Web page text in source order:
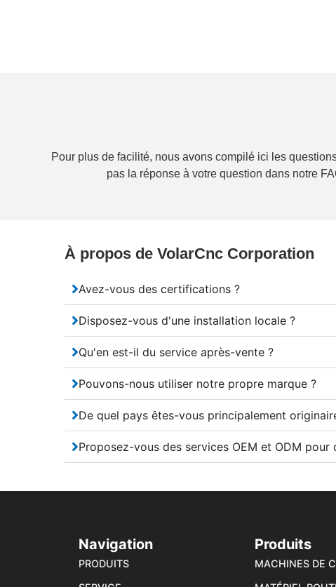
Pour plus de facilité, nous avons compilé ici les
pas la réponse à votre question dans notre
À propos de VolarCnc Corporation
Avez-vous des certifications ?
Disposez-vous d'une installation locale ?
Qu'en est-il du service après-vente ?
Pouvons-nous utiliser notre propre marque ?
De quel pays êtes-vous principalement
Proposez-vous des services OEM et ODM pour
Navigation
PRODUITS
Produits
MACHINES DE